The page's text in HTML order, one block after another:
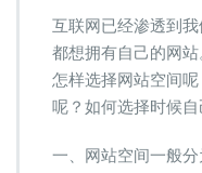
互联网已经渗透到
都想拥有自己的网
怎样选择网站空间
呢？如何选择时候
一、网站空间一般